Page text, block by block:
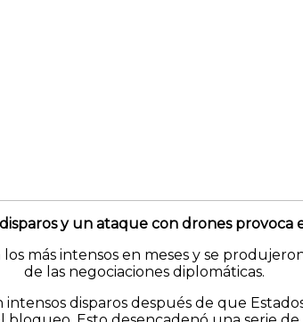
y un ataque con drones
más intensos en meses y se
de las negociaciones diplomáticas.
intensos disparos después de que